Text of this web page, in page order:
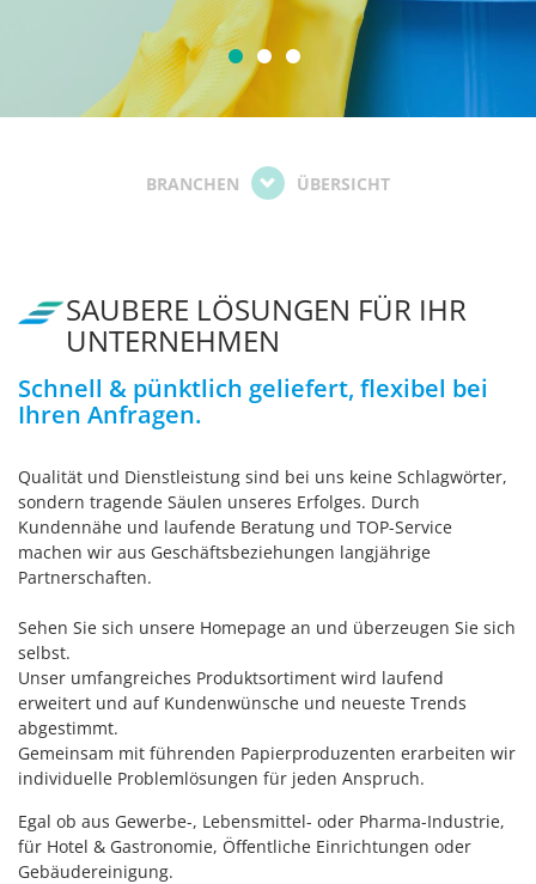
BRANCHEN ÜBERSICHT
SAUBERE LÖSUNGEN FÜR IHR
UNTERNEHMEN
Schnell & pünktlich geliefert, flexibel bei
Ihren Anfragen.
Qualität und Dienstleistung sind bei uns keine Schlagwörter,
sondern tragende Säulen unseres Erfolges. Durch
Kundennähe und laufende Beratung und TOP-Service
machen wir aus Geschäftsbeziehungen langjährige
Partnerschaften.
Sehen Sie sich unsere Homepage an und überzeugen Sie sich
selbst.
Unser umfangreiches Produktsortiment wird laufend
erweitert und auf Kundenwünsche und neueste Trends
abgestimmt.
Gemeinsam mit führenden Papierproduzenten erarbeiten wir
individuelle Problemlösungen für jeden Anspruch.
Egal ob aus Gewerbe-, Lebensmittel- oder Pharma-Industrie,
für Hotel & Gastronomie, Öffentliche Einrichtungen oder
Gebäudereinigung.